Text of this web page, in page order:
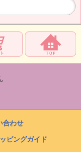
合わせ
ピングガイド